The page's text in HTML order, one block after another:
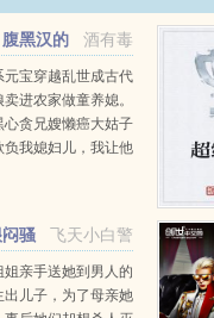
酒有毒
黑汉的
元宝穿越乱世成古代
进农家做童养媳。
心贪兄嫂懒癌大姑子
负我媳妇儿，我让他
飞天小白警
骚
姐亲手送她到男人的
出儿子，为了母亲她